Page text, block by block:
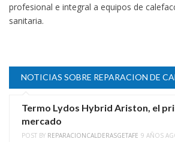
profesional e integral a equipos de
sanitaria.
NOTICIAS SOBRE REPARACION DE
Termo Lydos Hybrid Ariston, el
mercado
POST BY REPARACIONCALDERASGETAFE 9 AÑOS